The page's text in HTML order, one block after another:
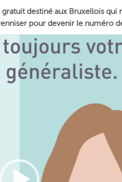
gratuit destiné aux Bruxellois
pour devenir le numéro